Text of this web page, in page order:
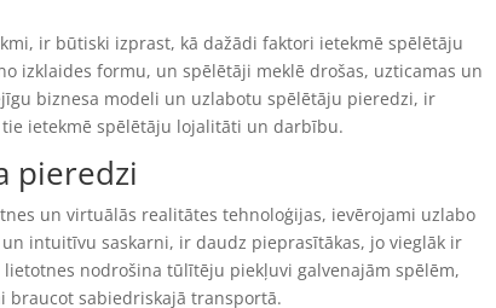
ir būtiski izprast, kā dažādi faktori ietekmē spēlētāju
izklaides formu, un spēlētāji meklē drošas, uzticamas un
biznesa modeli un uzlabotu spēlētāju pieredzi, ir
ietekmē spēlētāju lojalitāti un darbību.
pieredzi
un virtuālās realitātes tehnoloģijas, ievērojami uzlabo
intuitīvu saskarni, ir daudz pieprasītākas, jo vieglāk ir
nodrošina tūlītēju piekļuvi galvenajām spēlēm,
braucot sabiedriskajā transportā.